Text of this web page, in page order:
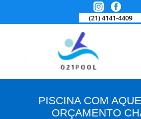
(21) 4141-4409
PISCINA COM
ORÇAMENTO